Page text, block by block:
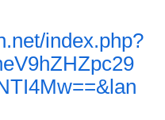
index.php?